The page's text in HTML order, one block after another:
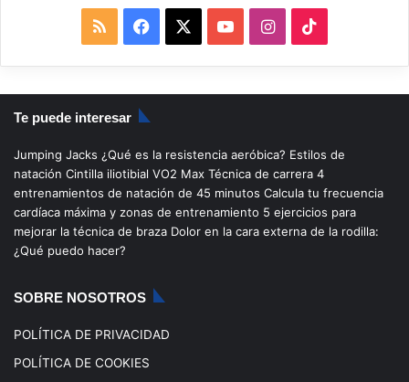
S
S
a
c
b
o
o
u
u
b
I
n
s
a
g
i
k
o
k
Te puede interesar
Jumping Jacks ¿Qué es la resistencia aeróbica? Estilos de
natación Cintilla iliotibial VO2 Max Técnica de carrera 4
entrenamientos de natación de 45 minutos Calcula tu frecuencia
cardíaca máxima y zonas de entrenamiento 5 ejercicios para
mejorar la técnica de braza Dolor en la cara externa de la rodilla:
¿Qué puedo hacer?
SOBRE NOSOTROS
POLÍTICA DE PRIVACIDAD
POLÍTICA DE COOKIES